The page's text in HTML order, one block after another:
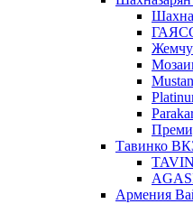
Тавинко
Армения